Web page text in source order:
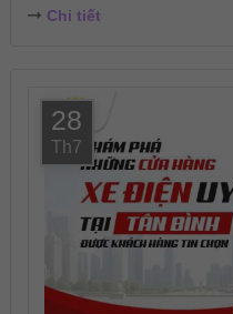
Chi tiết
28
Th7